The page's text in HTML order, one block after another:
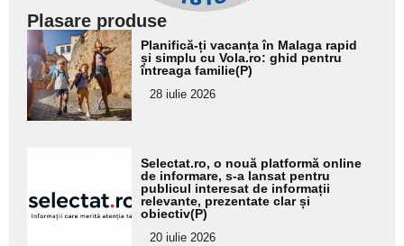
Plasare produse
Adaugă
aici textul
pentru
subtitlu
Planifică-ți vacanța în Malaga rapid
și simplu cu Vola.ro: ghid pentru
întreaga familie(P)
28 iulie 2026
pentru
subtitlu
Selectat.ro, o nouă platformă online
de informare, s-a lansat pentru
publicul interesat de informații
relevante, prezentate clar și
obiectiv(P)
20 iulie 2026